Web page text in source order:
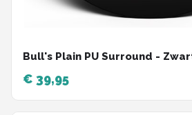
Bull's Plain PU Surround -
€ 39,95